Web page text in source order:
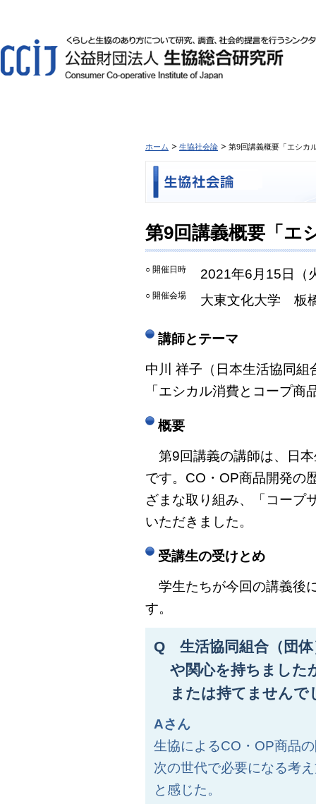
ホーム 生協社会論 第9回講義概要「エシカ
第9回講義概要「エ
○ 開催日時 2021年6月15日（
○ 開催会場 大東文化大学 板
講師とテーマ
中川 祥子（日本生活協同
「エシカル消費とコープ商
概要
第9回講義の講師は、日
です。CO・OP商品開発の
ざまな取り組み、「コープ
いただきました。
受講生の受けとめ
学生たちが今回の講義後
す。
Q 生活協同組合（団
や関心を持ちました
または持てませんで
Aさん
生協によるCO・OP商品
次の世代で必要になる考
と感じた。